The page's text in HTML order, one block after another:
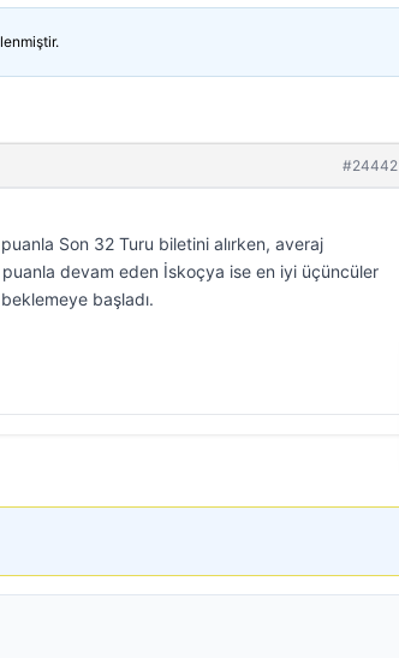
#24442
Son 32 Turu biletini alırken, averaj
devam eden İskoçya ise en iyi üçüncüler
başladı.